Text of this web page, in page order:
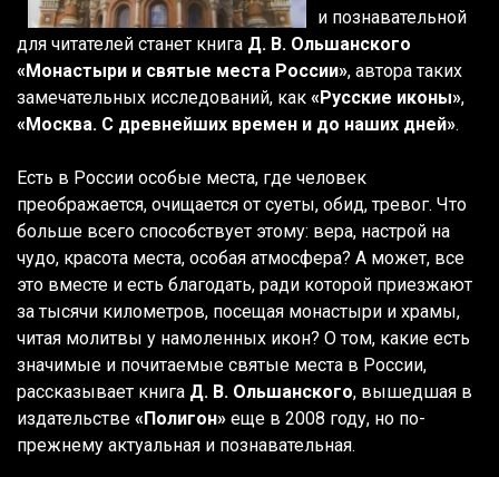
и познавательной
для читателей станет книга Д. В. Ольшанского
«Монастыри и святые места России», автора таких
замечательных исследований, как «Русские иконы»,
«Москва. С древнейших времен и до наших дней».
Есть в России особые места, где человек
преображается, очищается от суеты, обид, тревог. Что
больше всего способствует этому: вера, настрой на
чудо, красота места, особая атмосфера? А может, все
это вместе и есть благодать, ради которой приезжают
за тысячи километров, посещая монастыри и храмы,
читая молитвы у намоленных икон? О том, какие есть
значимые и почитаемые святые места в России,
рассказывает книга Д. В. Ольшанского, вышедшая в
издательстве «Полигон» еще в 2008 году, но по-
прежнему актуальная и познавательная.